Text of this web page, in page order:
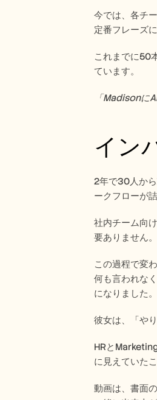
今では、各チ
定番フレーズ
これまでに50
ています。
「Madisonに
イン
2年で30人か
ークフローが
社内チーム向
要ありません。
この過程で変
何も言われな
になりました。
彼女は、「や
HRと
に見えていた
動画は、書面